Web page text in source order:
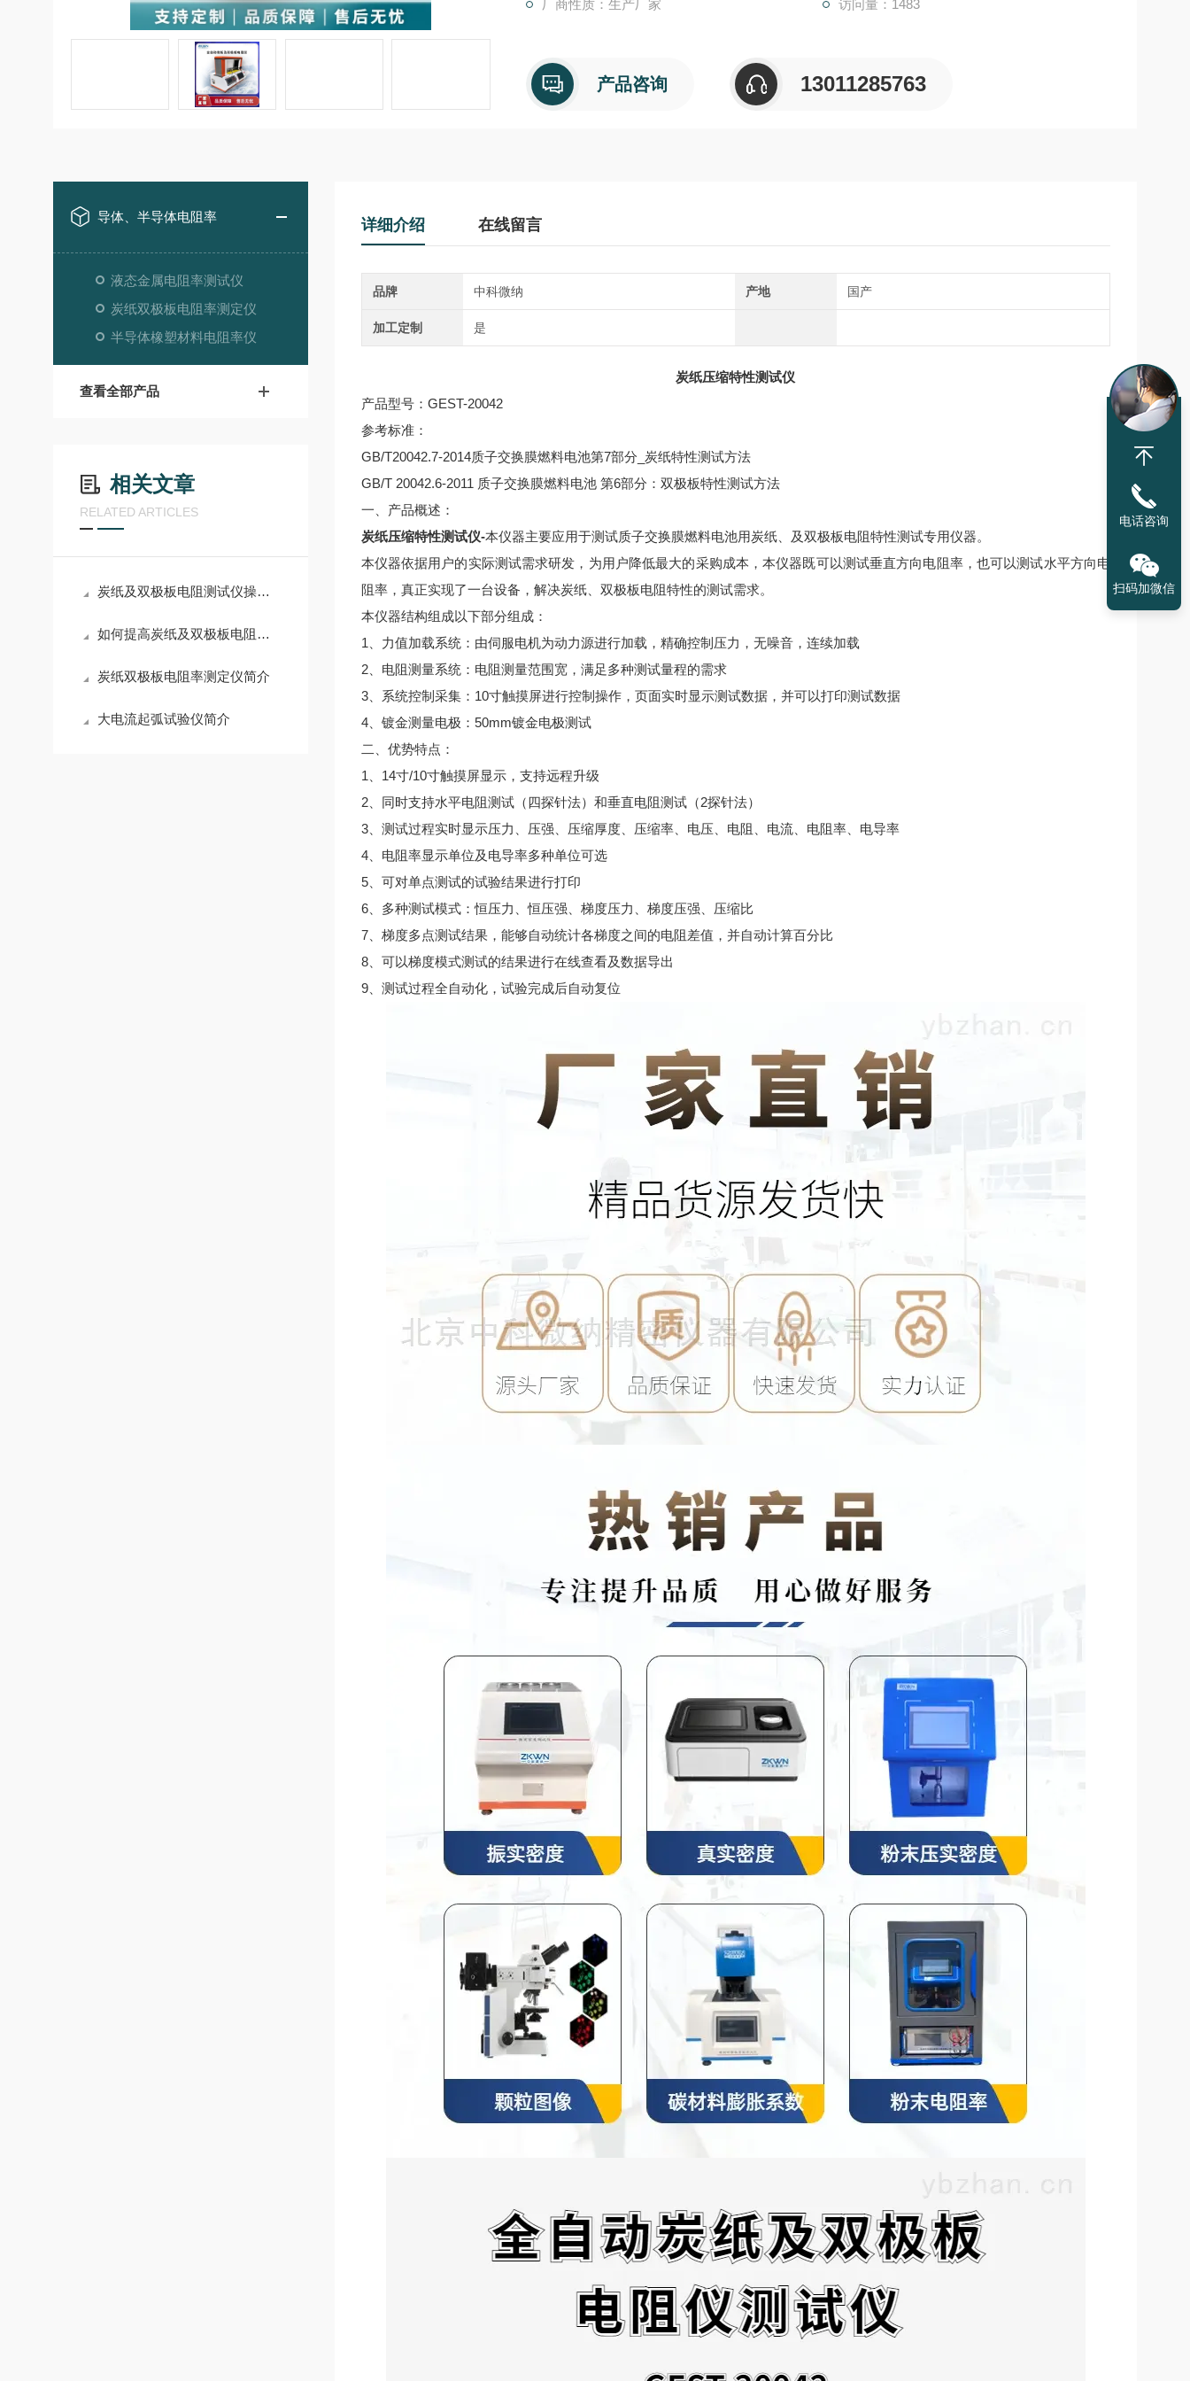
厂商性质：生产厂家 访问量：1483
产品咨询 13011285763
导体、半导体电阻率
液态金属电阻率测试仪
炭纸双极板电阻率测定仪
半导体橡塑材料电阻率仪
查看全部产品
相关文章
RELATED ARTICLES
炭纸及双极板电阻测试仪操作规范和注意事项
如何提高炭纸及双极板电阻测试仪的测试准确性？
炭纸双极板电阻率测定仪简介
大电流起弧试验仪简介
详细介绍 在线留言
品牌 中科微纳 产地 国产
加工定制 是
炭纸压缩特性测试仪
产品型号：GEST-20042
参考标准：
GB/T20042.7-2014质子交换膜燃料电池第7部分_炭纸特性测试方法
GB/T 20042.6-2011 质子交换膜燃料电池 第6部分：双极板特性测试方法
一、产品概述：
炭纸压缩特性测试仪-本仪器主要应用于测试质子交换膜燃料电池用炭纸、及双极板电阻特性测试专用仪器。
本仪器依据用户的实际测试需求研发，为用户降低最大的采购成本，本仪器既可以测试垂直方向电阻率，也可以测试水平方向电
阻率，真正实现了一台设备，解决炭纸、双极板电阻特性的测试需求。
本仪器结构组成以下部分组成：
1、力值加载系统：由伺服电机为动力源进行加载，精确控制压力，无噪音，连续加载
2、电阻测量系统：电阻测量范围宽，满足多种测试量程的需求
3、系统控制采集：10寸触摸屏进行控制操作，页面实时显示测试数据，并可以打印测试数据
4、镀金测量电极：50mm镀金电极测试
二、优势特点：
1、14寸/10寸触摸屏显示，支持远程升级
2、同时支持水平电阻测试（四探针法）和垂直电阻测试（2探针法）
3、测试过程实时显示压力、压强、压缩厚度、压缩率、电压、电阻、电流、电阻率、电导率
4、电阻率显示单位及电导率多种单位可选
5、可对单点测试的试验结果进行打印
6、多种测试模式：恒压力、恒压强、梯度压力、梯度压强、压缩比
7、梯度多点测试结果，能够自动统计各梯度之间的电阻差值，并自动计算百分比
8、可以梯度模式测试的结果进行在线查看及数据导出
9、测试过程全自动化，试验完成后自动复位
电话咨询
扫码加微信